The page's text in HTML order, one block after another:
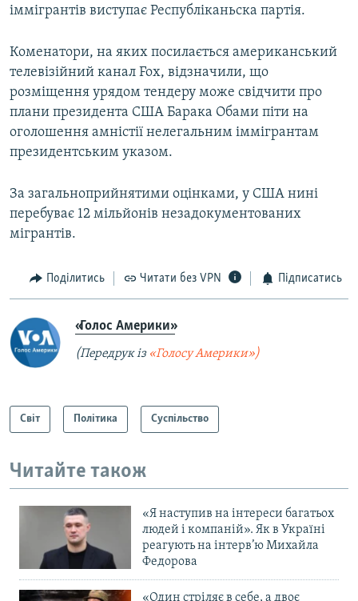
іммігрантів виступає Республіканьска партія.
Коменатори, на яких посилається американський
телевізійний канал Fox, відзначили, що
розміщення урядом тендеру може свідчити про
плани президента США Барака Обами піти на
оголошення амністії нелегальним іммігрантам
президентським указом.
За загальноприйнятими оцінками, у США нині
перебуває 12 мільйонів незадокументованих
мігрантів.
Поділитись Читати без VPN Підписатись
«Голос Америки»
(Передрук із «Голосу Америки»)
Світ Політика Суспільство
Читайте також
«Я наступив на інтереси багатьох
людей і компаній». Як в Україні
реагують на інтерв’ю Михайла
Федорова
«Один стріляє в себе, а двоє